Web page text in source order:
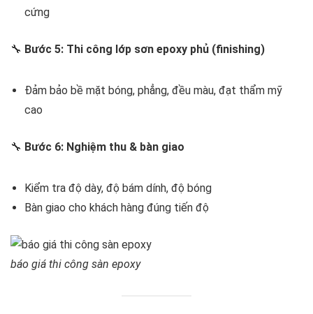
cứng
🔧 Bước 5: Thi công lớp sơn epoxy phủ (finishing)
Đảm bảo bề mặt bóng, phẳng, đều màu, đạt thẩm mỹ
cao
🔧 Bước 6: Nghiệm thu & bàn giao
Kiểm tra độ dày, độ bám dính, độ bóng
Bàn giao cho khách hàng đúng tiến độ
báo giá thi công sàn epoxy